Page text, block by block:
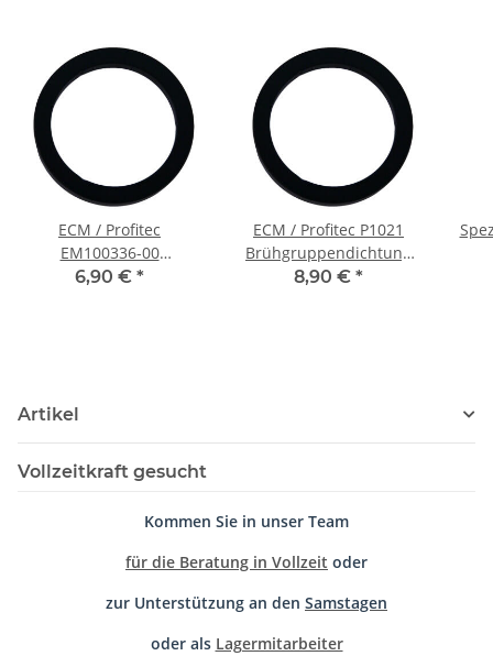
ECM / Profitec
EM100336-00
Brühgruppendichtung
6,90 € *
ECM / Profitec P1021
Brühgruppendichtung
für E61 8,5 mm - ab
8,90 € *
Artikel
Vollzeitkraft gesucht
Kommen Sie in unser Team
für die Beratung in Vollzeit oder
zur Unterstützung an den Samstagen
oder als Lagermitarbeiter